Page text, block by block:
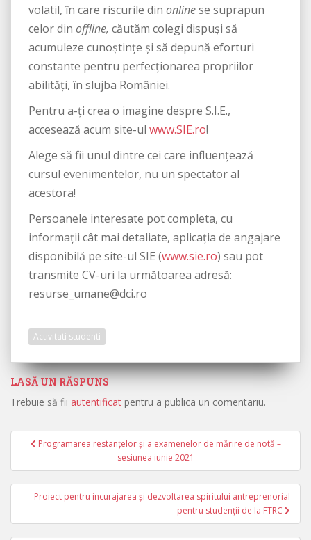
volatil, în care riscurile din onlinese suprapun
celor din offline, căutăm colegi dispuși să
acumuleze cunoștințe și să depună eforturi
constante pentru perfecționarea propriilor
abilități, în slujba României.
Pentru a-ți crea o imagine despre S.I.E.,
accesează acum site-ul www.SIE.ro!
Alege să fii unul dintre cei care influențează
cursul evenimentelor, nu un spectator al
acestora!
Persoanele interesate pot completa, cu
informații cât mai detaliate, aplicația de angajare
disponibilă pe site-ul SIE (www.sie.ro) sau pot
transmite CV-uri la următoarea adresă:
resurse_umane@dci.ro
Activitati studenti
LASĂ UN RĂSPUNS
Trebuie să fii autentificat pentru a publica un comentariu.
Navigare în articole
Programarea restanțelor și a examenelor de mărire de notă –
sesiunea iunie 2021
Proiect pentru incurajarea și dezvoltarea spiritului antreprenorial
pentru studenții de la FTRC